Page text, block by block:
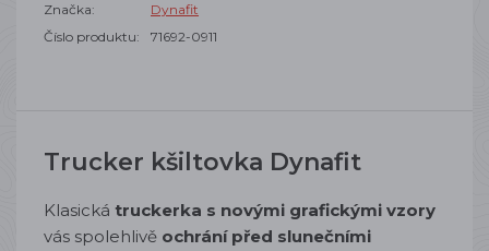
Značka:
Dynafit
Číslo produktu:
71692-0911
Trucker kšiltovka Dynafit
Klasická truckerka s novými grafickými vzory
vás spolehlivě ochrání před slunečními